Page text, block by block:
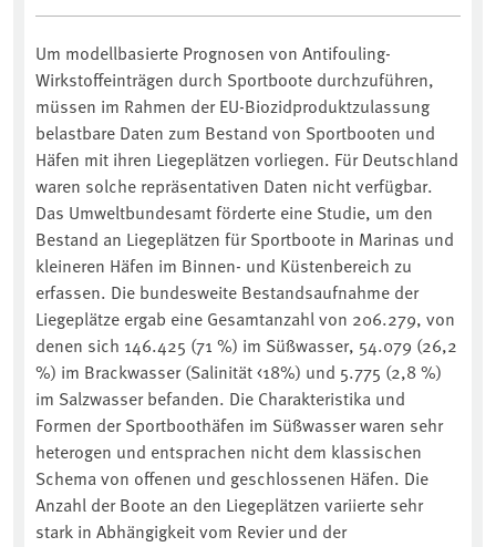
Um modellbasierte Prognosen von Antifouling-
Wirkstoffeinträgen durch Sportboote durchzuführen,
müssen im Rahmen der EU-Biozidproduktzulassung
belastbare Daten zum Bestand von Sportbooten und
Häfen mit ihren Liegeplätzen vorliegen. Für Deutschland
waren solche repräsentativen Daten nicht verfügbar.
Das Umweltbundesamt förderte eine Studie, um den
Bestand an Liegeplätzen für Sportboote in Marinas und
kleineren Häfen im Binnen- und Küstenbereich zu
erfassen. Die bundesweite Bestandsaufnahme der
Liegeplätze ergab eine Gesamtanzahl von 206.279, von
denen sich 146.425 (71 %) im Süßwasser, 54.079 (26,2
%) im Brackwasser (Salinität <18%) und 5.775 (2,8 %)
im Salzwasser befanden. Die Charakteristika und
Formen der Sportboothäfen im Süßwasser waren sehr
heterogen und entsprachen nicht dem klassischen
Schema von offenen und geschlossenen Häfen. Die
Anzahl der Boote an den Liegeplätzen variierte sehr
stark in Abhängigkeit vom Revier und der